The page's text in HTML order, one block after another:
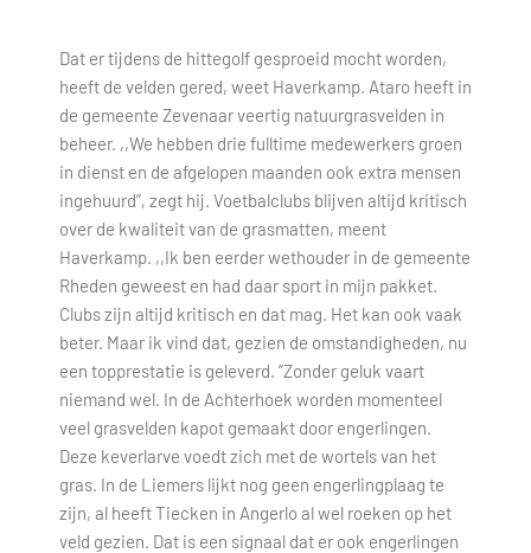
Dat er tijdens de hittegolf gesproeid mocht worden,
heeft de velden gered, weet Haverkamp. Ataro heeft in
de gemeente Zevenaar veertig natuurgrasvelden in
beheer. ,,We hebben drie fulltime medewerkers groen
in dienst en de afgelopen maanden ook extra mensen
ingehuurd”, zegt hij. Voetbalclubs blijven altijd kritisch
over de kwaliteit van de grasmatten, meent
Haverkamp. ,,Ik ben eerder wethouder in de gemeente
Rheden geweest en had daar sport in mijn pakket.
Clubs zijn altijd kritisch en dat mag. Het kan ook vaak
beter. Maar ik vind dat, gezien de omstandigheden, nu
een topprestatie is geleverd. ”Zonder geluk vaart
niemand wel. In de Achterhoek worden momenteel
veel grasvelden kapot gemaakt door engerlingen.
Deze keverlarve voedt zich met de wortels van het
gras. In de Liemers lijkt nog geen engerlingplaag te
zijn, al heeft Tiecken in Angerlo al wel roeken op het
veld gezien. Dat is een signaal dat er ook engerlingen